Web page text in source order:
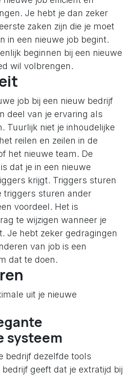
Je hebt je dan zeker
zaken zijn die je moet
in een nieuwe job begint.
beginnen bij een nieuwe
wil volbrengen.
job bij een nieuw bedrijf
deel van je ervaring als
Tuurlijk niet je inhoudelijke
reilen en zeilen in de
het nieuwe team. De
dat je in een nieuwe
krijgt. Triggers sturen
triggers sturen ander
voordeel. Het is
te wijzigen wanneer je
Je hebt zeker gedragingen
van job is een
dat te doen.
uit je nieuwe
systeem
bedrijf dezelfde tools
geeft dat je extratijd bij